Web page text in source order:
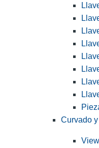
Curvado